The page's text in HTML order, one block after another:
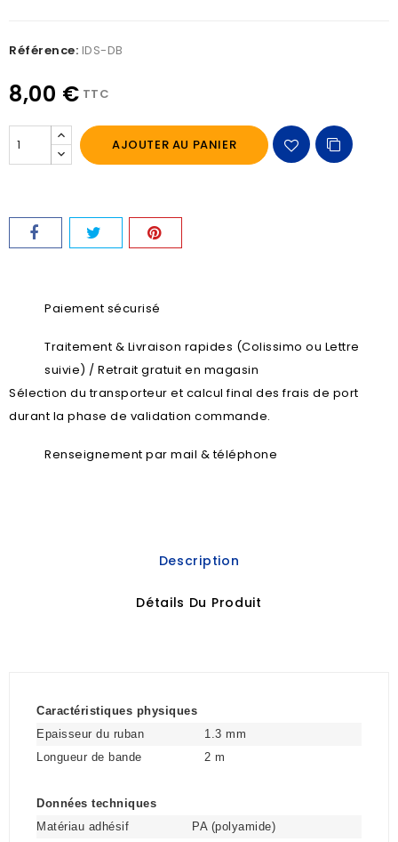
Référence: IDS-DB
8,00 € TTC
AJOUTER AU PANIER
Paiement sécurisé
Traitement & Livraison rapides (Colissimo ou Lettre
suivie) / Retrait gratuit en magasin
Sélection du transporteur et calcul final des frais de port
durant la phase de validation commande.
Renseignement par mail & téléphone
Description
Détails Du Produit
Caractéristiques physiques
Epaisseur du ruban
1.3 mm
Longueur de bande
2 m
Données techniques
Matériau adhésif
PA (polyamide)